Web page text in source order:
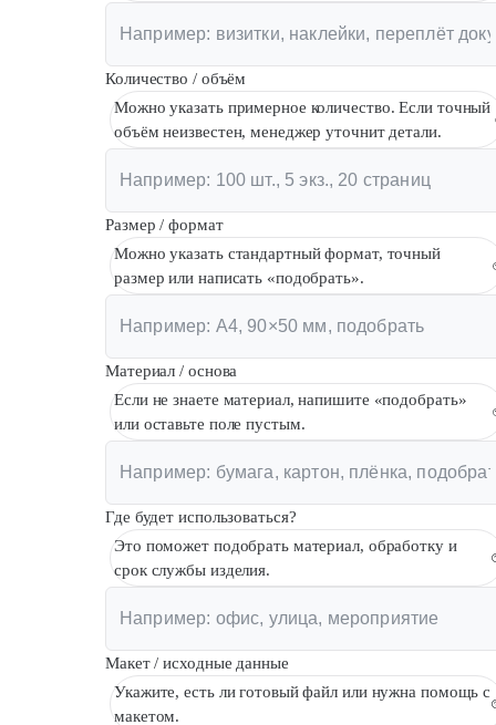
Контакты
Количество / объём
Можно указать примерное количество. Если точный
объём неизвестен, менеджер уточнит детали.
Размер / формат
Можно указать стандартный формат, точный
размер или написать «подобрать».
Материал / основа
Если не знаете материал, напишите «подобрать»
или оставьте поле пустым.
Где будет использоваться?
Это поможет подобрать материал, обработку и
срок службы изделия.
Макет / исходные данные
Укажите, есть ли готовый файл или нужна помощь с
макетом.